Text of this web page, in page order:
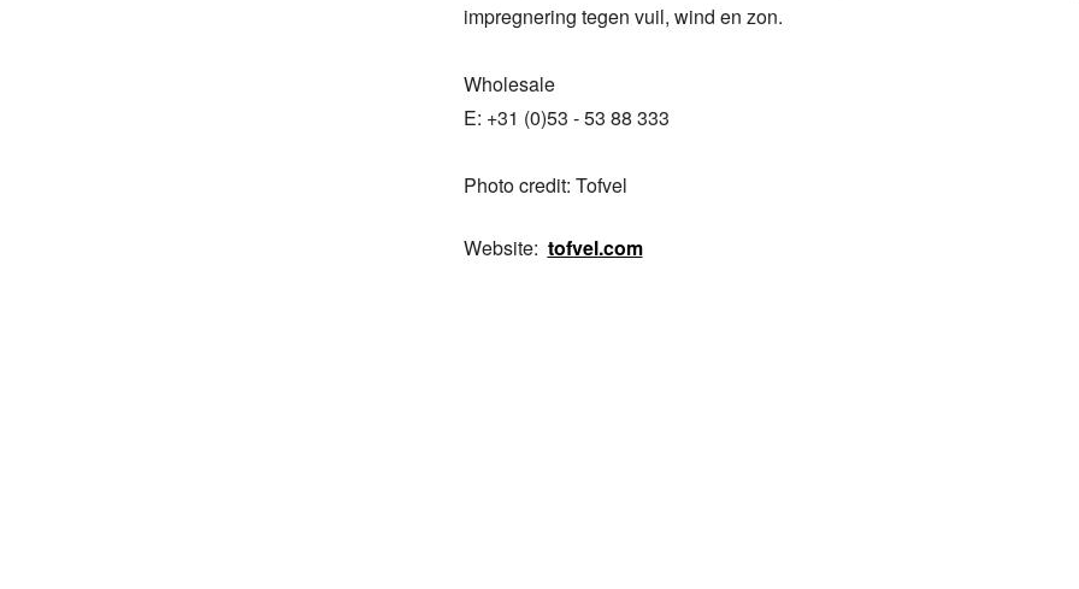
impregnering tegen vuil, wind en zon.
Wholesale
E: +31 (0)53 - 53 88 333
Photo credit: Tofvel
Website: tofvel.com